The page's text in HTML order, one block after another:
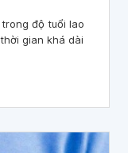
độ tuổi lao
gian khá dài